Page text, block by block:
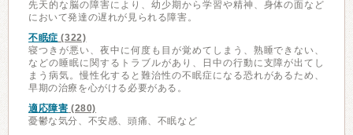
先天的な脳の障害により、幼少期から学習や精神、身体の面など
において発達の遅れが見られる障害。
不眠症 (322)
寝つきが悪い、夜中に何度も目が覚めてしまう、熟睡できない、
などの睡眠に関するトラブルがあり、日中の行動に支障が出てし
まう病気。慢性化すると難治性の不眠症になる恐れがあるため、
早期の治療を心がける必要がある。
適応障害 (280)
憂鬱な気分、不安感、頭痛、不眠など